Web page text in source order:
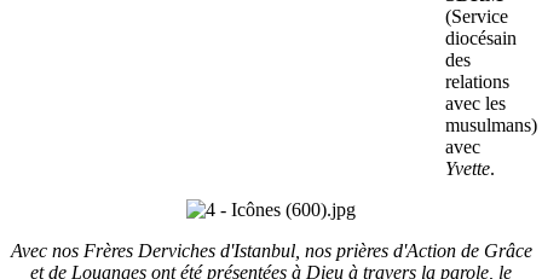
(Service
diocésain
des
relations
avec les
musulmans)
avec
Yvette.
Avec nos Frères Derviches d'Istanbul, nos prières d'Action de Grâce
et de Louanges ont été présentées à Dieu à travers la parole, le